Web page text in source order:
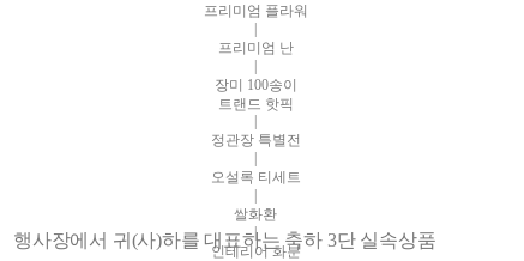
프리미엄 플라워
프리미엄 난
|
장미 100송이
트랜드 핫픽
정관장 특별전
오설록 티세트
|
쌀화환
|
인테리어 화분
행사장에서 귀(사)하를 대표하는 축하 3단 실속상품